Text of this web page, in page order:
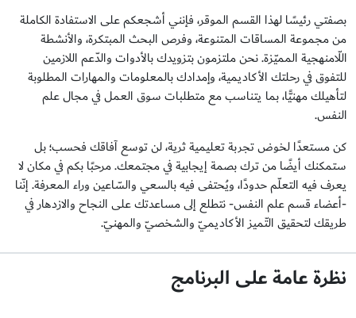
بصفتي رئيسًا لهذا القسم الموقر، فإنني أشجعكم على الاستفادة الكاملة
من مجموعة المساقات المتنوعة، وفرص البحث المبتكرة، والأنشطة
اللّامنهجية المميّزة. نحن ملتزمون بتزويدك بالأدوات والدّعم اللازمين
للتفوق في رحلتك الأكاديمية، وإمدادك بالمعلومات والمهارات المطلوبة
لتأهيلك مهنيًّا، بما يتناسب مع متطلبات سوق العمل في مجال علم
النفس.
كن مستعدًا لخوض تجربة تعليمية ثرية، لن توسع آفاقك فحسب؛ بل
ستمكنك أيضًا من ترك بصمة إيجابية في مجتمعك. مرحبًا بكم في مكان لا
يعرف فيه التعلّم حدودًا، ويُحتفى فيه بالسعي والسّاعين وراء المعرفة. إنّنا
-أعضاء قسم علم النفس- نتطلع إلى مساعدتك على النجاح والازدهار في
طريقك لتحقيق التّميز الأكاديميّ والشخصيّ والمهنيّ.
نظرة عامة على البرنامج